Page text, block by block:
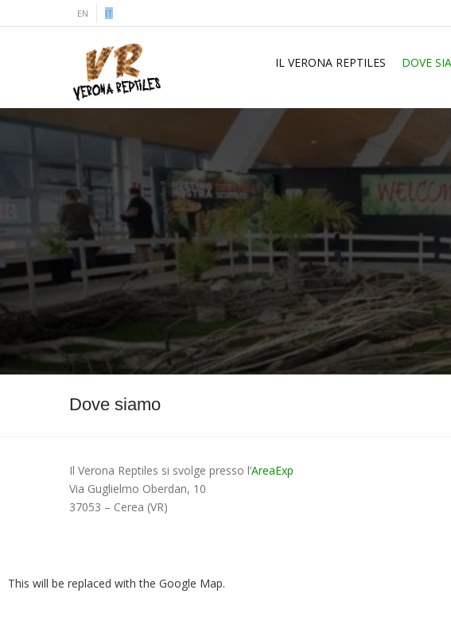
EN IT
IL VERONA REPTILES DOVE
Dove siamo
Il Verona Reptiles si svolge presso l’AreaExp
Via Guglielmo Oberdan, 10
37053 – Cerea (VR)
This will be replaced with the Google Map.